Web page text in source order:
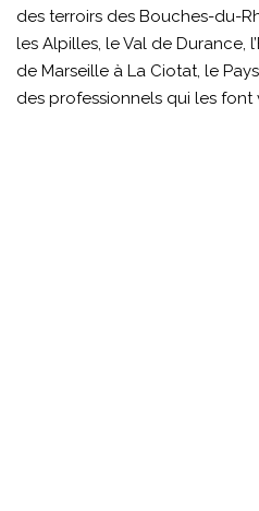
des terroirs des Bouches-du-
les Alpilles, le Val de Durance,
de Marseille à La Ciotat, le
des professionnels qui les font